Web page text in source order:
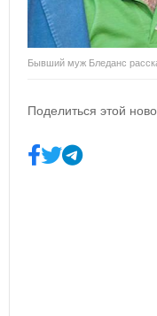
Бывший муж Бледанс
Поделиться этой